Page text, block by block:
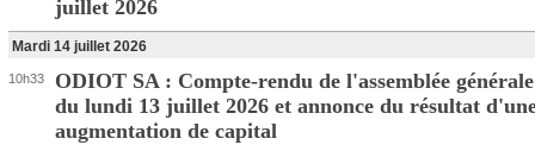
juillet 2026
Mardi 14 juillet 2026
10h33
ODIOT SA : Compte-rendu de l'assemblée
du lundi 13 juillet 2026 et annonce du résultat
augmentation de capital